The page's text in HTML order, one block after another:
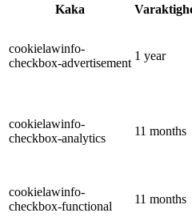
Kaka
cookielawinfo-
checkbox-advertisement
1 year
cookielawinfo-
checkbox-analytics
11 months
cookielawinfo-
checkbox-functional
11 months